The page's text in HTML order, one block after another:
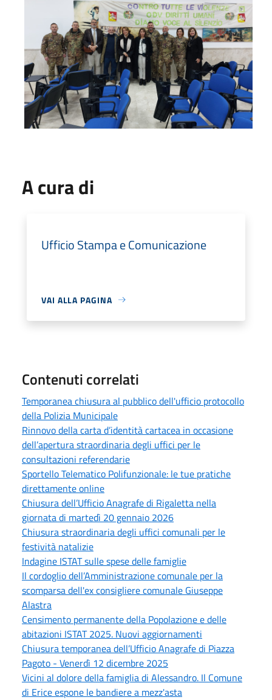
A cura di
Ufficio Stampa e Comunicazione
VAI ALLA PAGINA
Contenuti correlati
Temporanea chiusura al pubblico dell'ufficio protocollo
della Polizia Municipale
Rinnovo della carta d’identità cartacea in occasione
dell’apertura straordinaria degli uffici per le
consultazioni referendarie
Sportello Telematico Polifunzionale: le tue pratiche
direttamente online
Chiusura dell’Ufficio Anagrafe di Rigaletta nella
giornata di martedì 20 gennaio 2026
Chiusura straordinaria degli uffici comunali per le
festività natalizie
Indagine ISTAT sulle spese delle famiglie
Il cordoglio dell’Amministrazione comunale per la
scomparsa dell'ex consigliere comunale Giuseppe
Alastra
Censimento permanente della Popolazione e delle
abitazioni ISTAT 2025. Nuovi aggiornamenti
Chiusura temporanea dell’Ufficio Anagrafe di Piazza
Pagoto - Venerdì 12 dicembre 2025
Vicini al dolore della famiglia di Alessandro. Il Comune
di Erice espone le bandiere a mezz'asta